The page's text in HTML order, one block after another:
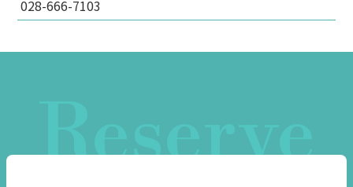
028-666-7103
Reserve